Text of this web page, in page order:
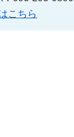
こちら